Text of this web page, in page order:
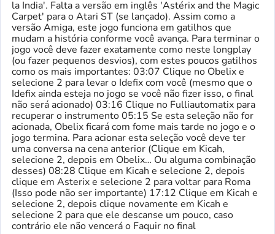
la India'. Falta a versão em inglês 'Astérix and the Magic
Carpet' para o Atari ST (se lançado). Assim como a
versão Amiga, este jogo funciona em gatilhos que
mudam a história conforme você avança. Para terminar o
jogo você deve fazer exatamente como neste longplay
(ou fazer pequenos desvios), com estes poucos gatilhos
como os mais importantes: 03:07 Clique no Obelix e
selecione 2 para levar o Idefix com você (mesmo que o
Idefix ainda esteja no jogo se você não fizer isso, o final
não será acionado) 03:16 Clique no Fulliautomatix para
recuperar o instrumento 05:15 Se esta seleção não for
acionada, Obelix ficará com fome mais tarde no jogo e o
jogo termina. Para acionar esta seleção você deve ter
uma conversa na cena anterior (Clique em Kicah,
selecione 2, depois em Obelix… Ou alguma combinação
desses) 08:28 Clique em Kicah e selecione 2, depois
clique em Asterix e selecione 2 para voltar para Roma
(Isso pode não ser importante) 17:12 Clique em Kicah e
selecione 2, depois clique novamente em Kicah e
selecione 2 para que ele descanse um pouco, caso
contrário ele não vencerá o Faquir no final